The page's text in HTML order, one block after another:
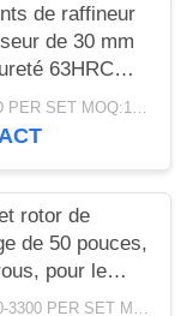
de raffineur
de 30 mm
63HRC
de
MDF/HDF
1500USD PER SET MOQ:1 ensemble
rotor de
de 50 pouces,
pour le
des fibres
USD1500-3300 PER SET MOQ:1 série